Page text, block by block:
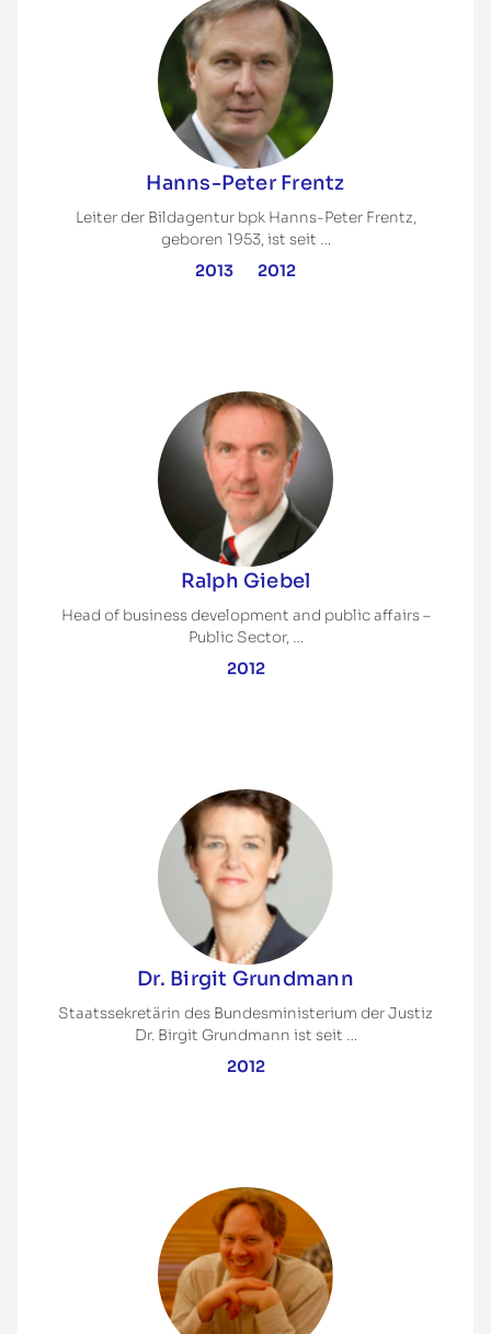
Hanns-Peter Frentz
Leiter der Bildagentur bpk Hanns-Peter Frentz,
geboren 1953, ist seit …
2013 2012
Ralph Giebel
Head of business development and public affairs –
Public Sector, …
2012
Dr. Birgit Grundmann
Staatssekretärin des Bundesministerium der Justiz
Dr. Birgit Grundmann ist seit …
2012